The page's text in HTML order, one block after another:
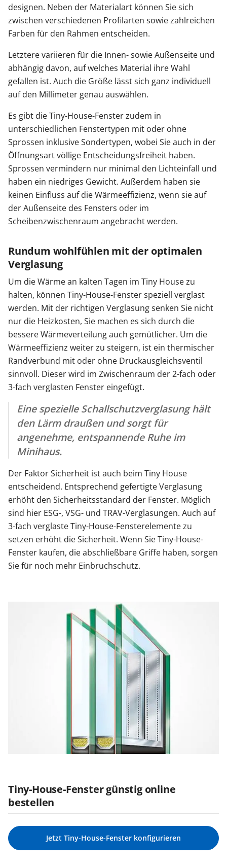
designen. Neben der Materialart können Sie sich
zwischen verschiedenen Profilarten sowie zahlreichen
Farben für den Rahmen entscheiden.
Letztere variieren für die Innen- sowie Außenseite und
abhängig davon, auf welches Material ihre Wahl
gefallen ist. Auch die Größe lässt sich ganz individuell
auf den Millimeter genau auswählen.
Es gibt die Tiny-House-Fenster zudem in
unterschiedlichen Fenstertypen mit oder ohne
Sprossen inklusive Sondertypen, wobei Sie auch in der
Öffnungsart völlige Entscheidungsfreiheit haben.
Sprossen vermindern nur minimal den Lichteinfall und
haben ein niedriges Gewicht. Außerdem haben sie
keinen Einfluss auf die Wärmeeffizienz, wenn sie auf
der Außenseite des Fensters oder im
Scheibenzwischenraum angebracht werden.
Rundum wohlfühlen mit der optimalen
Verglasung
Um die Wärme an kalten Tagen im Tiny House zu
halten, können Tiny-House-Fenster speziell verglast
werden. Mit der richtigen Verglasung senken Sie nicht
nur die Heizkosten, Sie machen es sich durch die
bessere Wärmeverteilung auch gemütlicher. Um die
Wärmeeffizienz weiter zu steigern, ist ein thermischer
Randverbund mit oder ohne Druckausgleichsventil
sinnvoll. Dieser wird im Zwischenraum der 2-fach oder
3-fach verglasten Fenster eingefügt.
Eine spezielle Schallschutzverglasung hält
den Lärm draußen und sorgt für
angenehme, entspannende Ruhe im
Minihaus.
Der Faktor Sicherheit ist auch beim Tiny House
entscheidend. Entsprechend gefertigte Verglasung
erhöht den Sicherheitsstandard der Fenster. Möglich
sind hier ESG-, VSG- und TRAV-Verglasungen. Auch auf
3-fach verglaste Tiny-House-Fensterelemente zu
setzen erhöht die Sicherheit. Wenn Sie Tiny-House-
Fenster kaufen, die abschließbare Griffe haben, sorgen
Sie für noch mehr Einbruchschutz.
Tiny-House-Fenster günstig online
bestellen
Jetzt Tiny-House-Fenster konfigurieren